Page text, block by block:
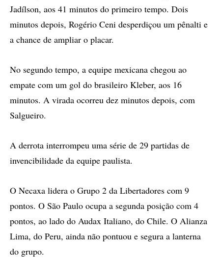
Jadílson, aos 41 minutos do primeiro tempo. Dois
minutos depois, Rogério Ceni desperdiçou um pênalti e
a chance de ampliar o placar.
No segundo tempo, a equipe mexicana chegou ao
empate com um gol do brasileiro Kleber, aos 16
minutos. A virada ocorreu dez minutos depois, com
Salgueiro.
A derrota interrompeu uma série de 29 partidas de
invencibilidade da equipe paulista.
O Necaxa lidera o Grupo 2 da Libertadores com 9
pontos. O São Paulo ocupa a segunda posição com 4
pontos, ao lado do Audax Italiano, do Chile. O Alianza
Lima, do Peru, ainda não pontuou e segura a lanterna
do grupo.